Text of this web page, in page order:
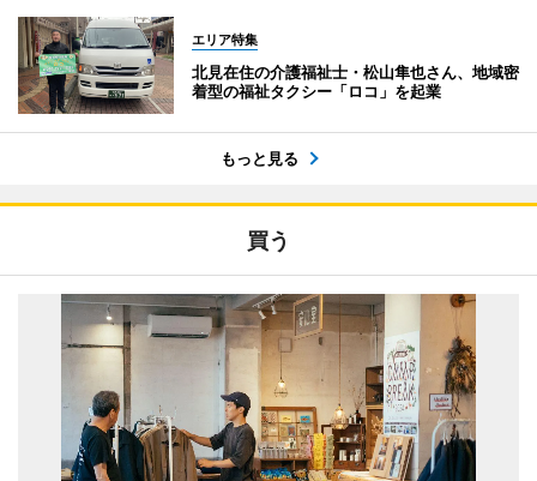
エリア特集
北見在住の介護福祉士・松山隼也さん、地域密
着型の福祉タクシー「ロコ」を起業
もっと見る
買う